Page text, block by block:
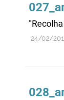
24/02/